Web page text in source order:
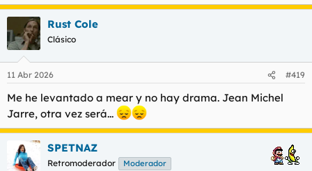
a
c
i
e
:
Rust Cole
Clásico
11 Abr 2026 #419
Me he levantado a mear y no hay drama. Jean Michel
Jarre, otra vez será...
SPETNAZ
Retromoderador Moderador